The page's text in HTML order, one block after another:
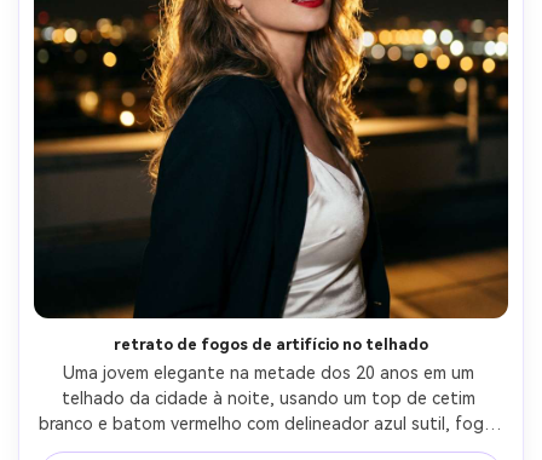
retrato de fogos de artifício no telhado
Uma jovem elegante na metade dos 20 anos em um
telhado da cidade à noite, usando um top de cetim
branco e batom vermelho com delineador azul sutil, fogos
de artifício explodindo atrás dela no céu, luz quente no